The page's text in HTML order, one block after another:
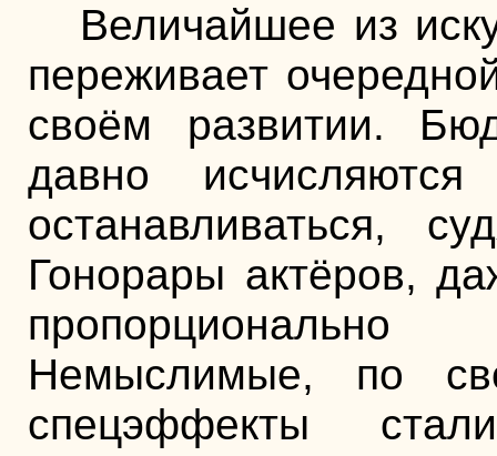
Величайшее из
переживает
своём развитии.
давно
останавливаться,
Гонорары актёров,
Немыслимые, по
спецэффекты